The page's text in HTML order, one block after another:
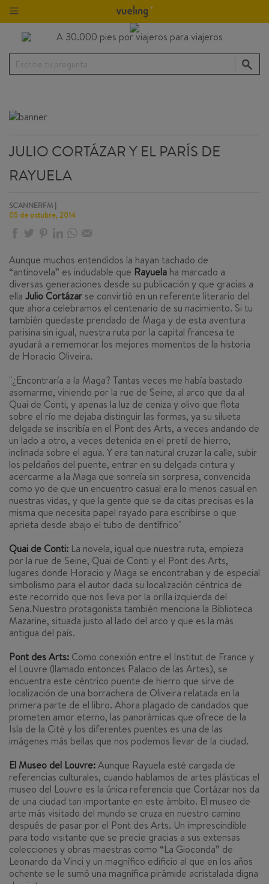
Escribe tu pregunta
JULIO CORTÁZAR Y EL PARÍS DE
RAYUELA
SCANNERFM |
05 de octubre, 2014
Aunque muchos entendidos la hayan tachado de
“antinovela” es indudable que Rayuela ha marcado a
diversas generaciones desde su publicación y que gracias a
ella Julio Cortázar se convirtió en un referente literario del
que ahora celebramos el centenario de su nacimiento. Si tu
también quedaste prendado de Maga y de esta aventura
parisina sin igual, nuestra ruta por la capital francesa te
ayudará a rememorar los mejores momentos de la historia
de Horacio Oliveira.
"¿Encontraría a la Maga? Tantas veces me había bastado
asomarme, viniendo por la rue de Seine, al arco que da al
Quai de Conti, y apenas la luz de ceniza y olivo que flota
sobre el río me dejaba distinguir las formas, ya su silueta
delgada se inscribía en el Pont des Arts, a veces andando de
un lado a otro, a veces detenida en el pretil de hierro,
inclinada sobre el agua. Y era tan natural cruzar la calle, subir
los peldaños del puente, entrar en su delgada cintura y
acercarme a la Maga que sonreía sin sorpresa, convencida
como yo de que un encuentro casual era lo menos casual en
nuestras vidas, y que la gente que se da citas precisas es la
misma que necesita papel rayado para escribirse o que
aprieta desde abajo el tubo de dentífrico"
Quai de Conti: La novela, igual que nuestra ruta, empieza
por la rue de Seine, Quai de Conti y el Pont des Arts,
lugares donde Horacio y Maga se encontraban y de especial
simbolismo para el autor dada su localización céntrica de
este recorrido que nos lleva por la orilla izquierda del
Sena.Nuestro protagonista también menciona la Biblioteca
Mazarine, situada justo al lado del arco y que es la más
antigua del país.
Pont des Arts: Como conexión entre el Institut de France y
el Louvre (llamado entonces Palacio de las Artes), se
encuentra este céntrico puente de hierro que sirve de
localización de una borrachera de Oliveira relatada en la
primera parte de el libro. Ahora plagado de candados que
prometen amor eterno, las panorámicas que ofrece de la
Isla de la Cité y los diferentes puentes es una de las
imágenes más bellas que nos podemos llevar de la ciudad.
El Museo del Louvre:Aunque Rayuela esté cargada de
referencias culturales, cuando hablamos de artes plásticas el
museo del Louvre es la única referencia que Cortázar nos da
de una ciudad tan importante en este ámbito. El museo de
arte más visitado del mundo se cruza en nuestro camino
después de pasar por el Pont des Arts. Un imprescindible
para todo visitante que se precie gracias a sus extensas
colecciones y obras maestras como “La Gioconda” de
Leonardo da Vinci y un magnífico edificio al que en los años
ochente se le sumó una magnífica pirámide acristalada digna